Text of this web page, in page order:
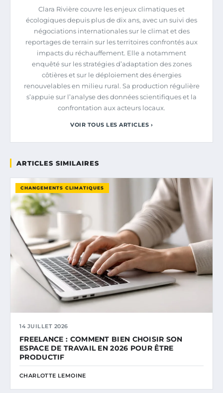
Clara Rivière couvre les enjeux climatiques et
écologiques depuis plus de dix ans, avec un suivi des
négociations internationales sur le climat et des
reportages de terrain sur les territoires confrontés aux
impacts du réchauffement. Elle a notamment
enquêté sur les stratégies d’adaptation des zones
côtières et sur le déploiement des énergies
renouvelables en milieu rural. Sa production régulière
s’appuie sur l’analyse des données scientifiques et la
confrontation aux acteurs locaux.
VOIR TOUS LES ARTICLES ›
ARTICLES SIMILAIRES
CHANGEMENTS CLIMATIQUES
14 JUILLET 2026
FREELANCE : COMMENT BIEN CHOISIR SON
ESPACE DE TRAVAIL EN 2026 POUR ÊTRE
PRODUCTIF
CHARLOTTE LEMOINE